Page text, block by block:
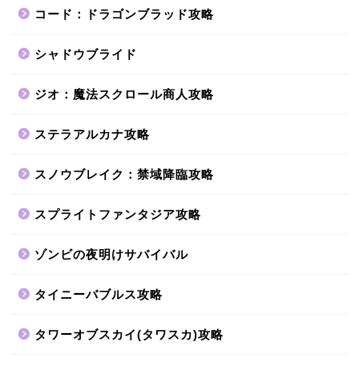
コード：ドラゴンブラッド攻略
シャドウブライド
ジオ：魔法スクロール商人攻略
ステラアルカナ攻略
スノウブレイク：禁域降臨攻略
スプライトファンタジア攻略
ゾンビの夜明けサバイバル
タイニーバブルス攻略
タワーオブスカイ(タワスカ)攻略